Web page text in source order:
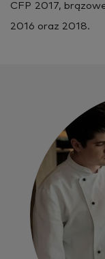
CFP 2017,
2016 oraz 2018.